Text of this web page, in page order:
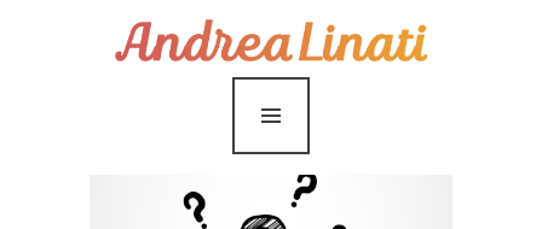
¿Cómo funciona?
Servicios
Coaching Gratis
Conóceme